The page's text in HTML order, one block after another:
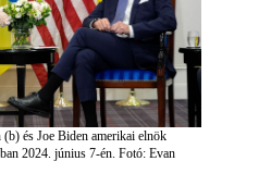
és Joe Biden amerikai elnök
2024. június 7-én. Fotó: Evan